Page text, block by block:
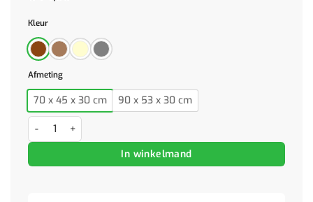
Kleur
Afmeting
70 x 45 x 30 cm 90 x 53 x 30 cm
Kinderbank 70x45x30 cm kunstleer cappuccinokleurig aantal
In winkelmand